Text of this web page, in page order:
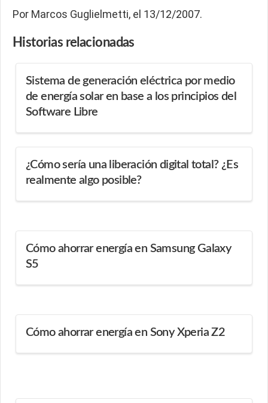
Por Marcos Guglielmetti, el 13/12/2007.
Historias relacionadas
Sistema de generación eléctrica por medio
de energía solar en base a los principios del
Software Libre
¿Cómo sería una liberación digital total? ¿Es
realmente algo posible?
Cómo ahorrar energía en Samsung Galaxy
S5
Cómo ahorrar energía en Sony Xperia Z2